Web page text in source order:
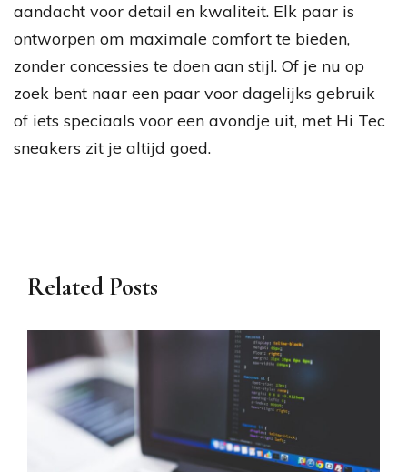
aandacht voor detail en kwaliteit. Elk paar is
ontworpen om maximale comfort te bieden,
zonder concessies te doen aan stijl. Of je nu op
zoek bent naar een paar voor dagelijks gebruik
of iets speciaals voor een avondje uit, met Hi Tec
sneakers zit je altijd goed.
Related Posts